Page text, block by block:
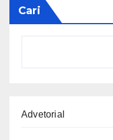
Cari
Advetorial